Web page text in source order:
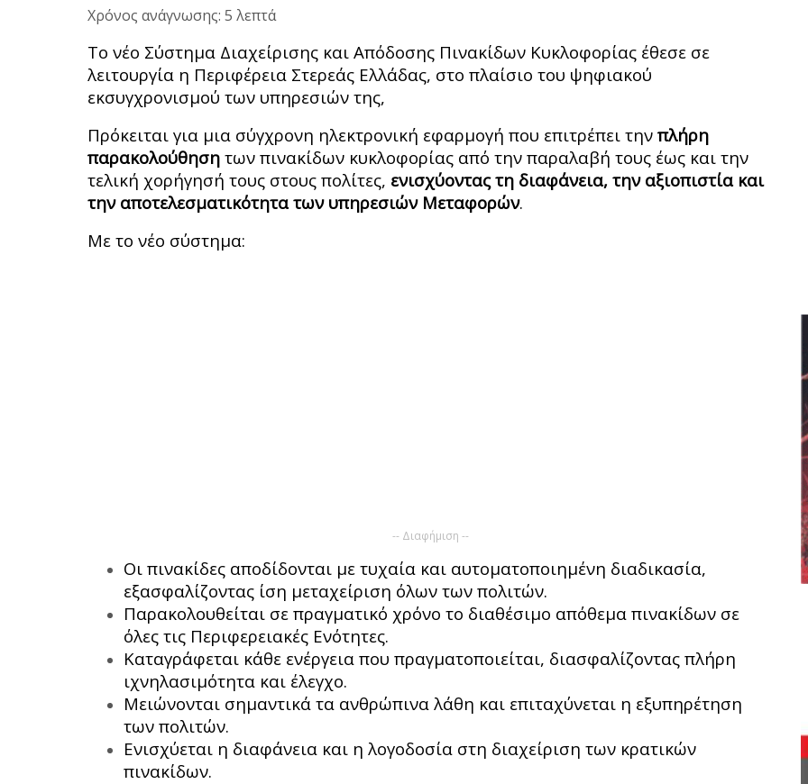
Χρόνος ανάγνωσης: 5 λεπτά
Το νέο Σύστημα Διαχείρισης και Απόδοσης Πινακίδων Κυκλοφορίας έθεσε σε
λειτουργία η Περιφέρεια Στερεάς Ελλάδας, στο πλαίσιο του ψηφιακού
εκσυγχρονισμού των υπηρεσιών της,
Πρόκειται για μια σύγχρονη ηλεκτρονική εφαρμογή που επιτρέπει την πλήρη
παρακολούθηση των πινακίδων κυκλοφορίας από την παραλαβή τους έως και την
τελική χορήγησή τους στους πολίτες, ενισχύοντας τη διαφάνεια, την αξιοπιστία και
την αποτελεσματικότητα των υπηρεσιών Μεταφορών.
Με το νέο σύστημα:
-- Διαφήμιση --
Οι πινακίδες αποδίδονται με τυχαία και αυτοματοποιημένη διαδικασία,
εξασφαλίζοντας ίση μεταχείριση όλων των πολιτών.
Παρακολουθείται σε πραγματικό χρόνο το διαθέσιμο απόθεμα πινακίδων σε
όλες τις Περιφερειακές Ενότητες.
Καταγράφεται κάθε ενέργεια που πραγματοποιείται, διασφαλίζοντας πλήρη
ιχνηλασιμότητα και έλεγχο.
Μειώνονται σημαντικά τα ανθρώπινα λάθη και επιταχύνεται η εξυπηρέτηση
των πολιτών.
Ενισχύεται η διαφάνεια και η λογοδοσία στη διαχείριση των κρατικών
πινακίδων.